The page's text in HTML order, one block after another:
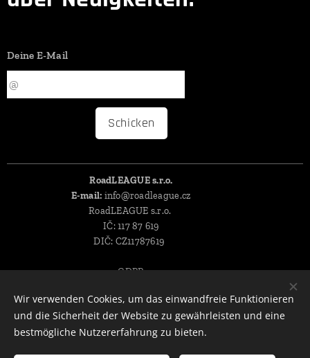
Deine E-Mail
Schicken
RoadLEAGUE s.r.o.
E-mail: info@roadleague.cz
RoadLEAGUE s.r.o.
IČ: 117 87 619
DIČ: CZ11787619
GDPR
Sprachen
Čeština
Deutsch English
Wir verwenden Cookies, um das einwandfreie Funktionieren
und die Sicherheit der Website zu gewährleisten und eine
bestmögliche Nutzererfahrung zu bieten.